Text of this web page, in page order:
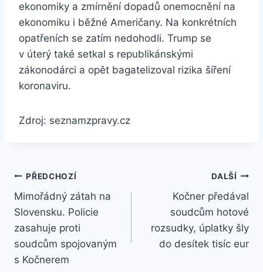
ekonomiky a zmírnění dopadů onemocnění na
ekonomiku i běžné Američany. Na konkrétních
opatřeních se zatím nedohodli. Trump se
v úterý také setkal s republikánskými
zákonodárci a opět bagatelizoval rizika šíření
koronaviru.
Zdroj: seznamzpravy.cz
Navigace
pro
příspěvek
PŘEDCHOZÍ
Mimořádný zátah na
Slovensku. Policie
zasahuje proti
soudcům spojovaným
s Kočnerem
DALŠÍ
Kočner předával
soudcům hotové
rozsudky, úplatky šly
do desítek tisíc eur